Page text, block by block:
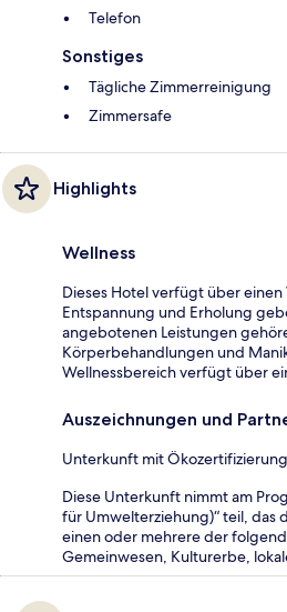
Telefon
Sonstiges
Tägliche Zimmerreinigung
Zimmersafe
Highlights
Wellness
Dieses Hotel verfügt über
Entspannung und Erholung
angebotenen Leistungen
Körperbehandlungen und
Wellnessbereich verfügt über
Auszeichnungen und
Unterkunft mit Ökozertifizierung
Diese Unterkunft nimmt am
für Umwelterziehung)“ teil, das
einen oder mehrere der
Gemeinwesen, Kulturerbe,